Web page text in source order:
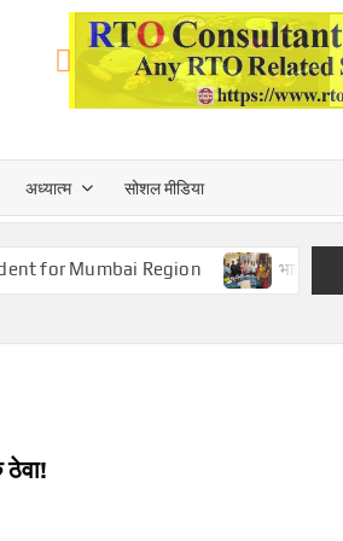
अध्यात्म सोशल मीडिया
Region भाजप सहकार